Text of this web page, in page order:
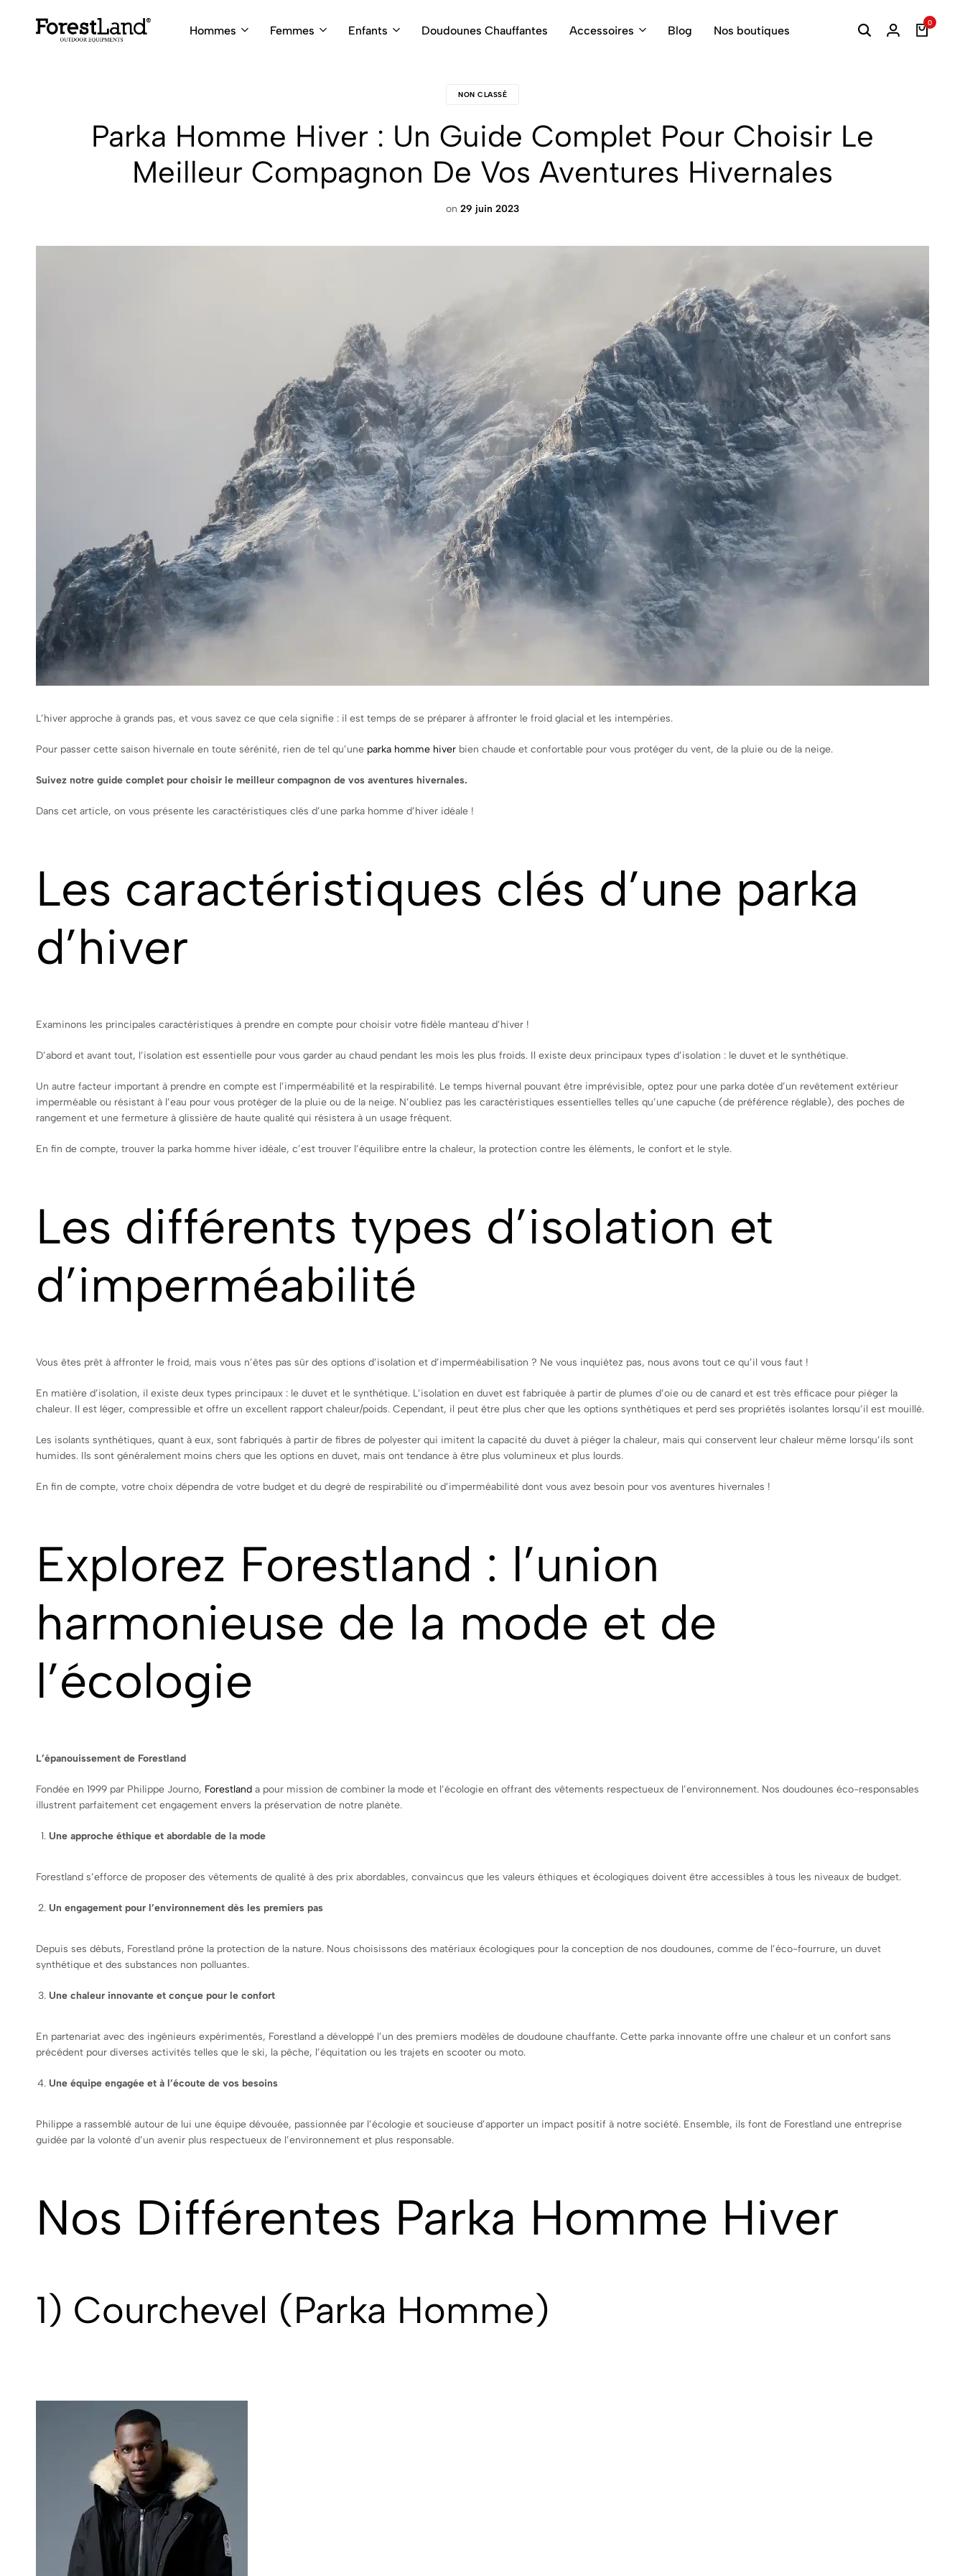
Hommes Femmes Enfants Doudounes Chauffantes Accessoires Blog Nos boutiques
0
NON CLASSÉ
Parka Homme Hiver : Un Guide Complet Pour Choisir Le
Meilleur Compagnon De Vos Aventures Hivernales
on 29 juin 2023
L’hiver approche à grands pas, et vous savez ce que cela signifie : il est temps de se préparer à affronter le froid glacial et les intempéries.
Pour passer cette saison hivernale en toute sérénité, rien de tel qu’une parka homme hiver bien chaude et confortable pour vous protéger du vent, de la pluie ou de la neige.
Suivez notre guide complet pour choisir le meilleur compagnon de vos aventures hivernales.
Dans cet article, on vous présente les caractéristiques clés d’une parka homme d’hiver idéale !
Les caractéristiques clés d’une parka
d’hiver
Examinons les principales caractéristiques à prendre en compte pour choisir votre fidèle manteau d’hiver !
D’abord et avant tout, l’isolation est essentielle pour vous garder au chaud pendant les mois les plus froids. Il existe deux principaux types d’isolation : le duvet et le synthétique.
Un autre facteur important à prendre en compte est l’imperméabilité et la respirabilité. Le temps hivernal pouvant être imprévisible, optez pour une parka dotée d’un revêtement extérieur
imperméable ou résistant à l’eau pour vous protéger de la pluie ou de la neige. N’oubliez pas les caractéristiques essentielles telles qu’une capuche (de préférence réglable), des poches de
rangement et une fermeture à glissière de haute qualité qui résistera à un usage fréquent.
En fin de compte, trouver la parka homme hiver idéale, c’est trouver l’équilibre entre la chaleur, la protection contre les éléments, le confort et le style.
Les différents types d’isolation et
d’imperméabilité
Vous êtes prêt à affronter le froid, mais vous n’êtes pas sûr des options d’isolation et d’imperméabilisation ? Ne vous inquiétez pas, nous avons tout ce qu’il vous faut !
En matière d’isolation, il existe deux types principaux : le duvet et le synthétique. L’isolation en duvet est fabriquée à partir de plumes d’oie ou de canard et est très efficace pour piéger la
chaleur. Il est léger, compressible et offre un excellent rapport chaleur/poids. Cependant, il peut être plus cher que les options synthétiques et perd ses propriétés isolantes lorsqu’il est mouillé.
Les isolants synthétiques, quant à eux, sont fabriqués à partir de fibres de polyester qui imitent la capacité du duvet à piéger la chaleur, mais qui conservent leur chaleur même lorsqu’ils sont
humides. Ils sont généralement moins chers que les options en duvet, mais ont tendance à être plus volumineux et plus lourds.
En fin de compte, votre choix dépendra de votre budget et du degré de respirabilité ou d’imperméabilité dont vous avez besoin pour vos aventures hivernales !
Explorez Forestland : l’union
harmonieuse de la mode et de
l’écologie
L’épanouissement de Forestland
Fondée en 1999 par Philippe Journo, Forestland a pour mission de combiner la mode et l’écologie en offrant des vêtements respectueux de l’environnement. Nos doudounes éco-responsables
illustrent parfaitement cet engagement envers la préservation de notre planète.
Une approche éthique et abordable de la mode
Forestland s’efforce de proposer des vêtements de qualité à des prix abordables, convaincus que les valeurs éthiques et écologiques doivent être accessibles à tous les niveaux de budget.
Un engagement pour l’environnement dès les premiers pas
Depuis ses débuts, Forestland prône la protection de la nature. Nous choisissons des matériaux écologiques pour la conception de nos doudounes, comme de l’éco-fourrure, un duvet
synthétique et des substances non polluantes.
Une chaleur innovante et conçue pour le confort
En partenariat avec des ingénieurs expérimentés, Forestland a développé l’un des premiers modèles de doudoune chauffante. Cette parka innovante offre une chaleur et un confort sans
précédent pour diverses activités telles que le ski, la pêche, l’équitation ou les trajets en scooter ou moto.
Une équipe engagée et à l’écoute de vos besoins
Philippe a rassemblé autour de lui une équipe dévouée, passionnée par l’écologie et soucieuse d’apporter un impact positif à notre société. Ensemble, ils font de Forestland une entreprise
guidée par la volonté d’un avenir plus respectueux de l’environnement et plus responsable.
Nos Différentes Parka Homme Hiver
1) Courchevel (Parka Homme)